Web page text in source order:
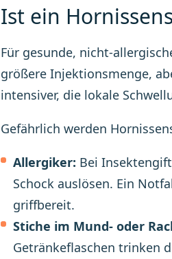
Ist ein
Für gesunde, nicht-
größere Injektionsmenge,
intensiver, die lokale
Gefährlich werden
Allergiker: Bei
Schock auslösen. Ein
griffbereit.
Stiche im Mund- oder
Getränkeflaschen trinken